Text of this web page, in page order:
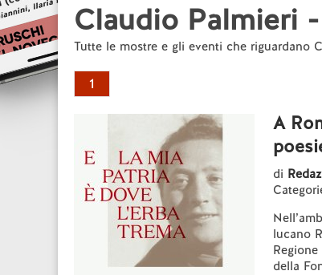
Claudio Palmieri
Tutte le mostre e gli eventi che riguardano
1
A
di
lucano
della